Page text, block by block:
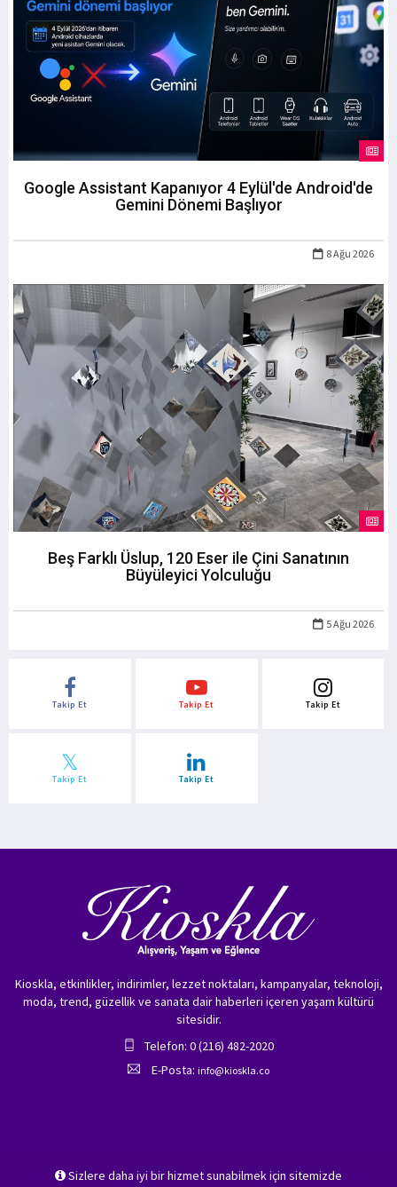
Google Assistant Kapanıyor 4 Eylül'de Android'de
Gemini Dönemi Başlıyor
8 Ağu 2026
Beş Farklı Üslup, 120 Eser ile Çini Sanatının
Büyüleyici Yolculuğu
5 Ağu 2026
Takip Et Takip Et Takip Et
Takip Et Takip Et
Sizlere daha iyi bir hizmet sunabilmek için sitemizde
Kioskla, etkinlikler, indirimler, lezzet noktaları, kampanyalar, teknoloji,
moda, trend, güzellik ve sanata dair haberleri içeren yaşam kültürü
sitesidir.
Telefon: 0 (216) 482-2020
E-Posta: info@kioskla.co